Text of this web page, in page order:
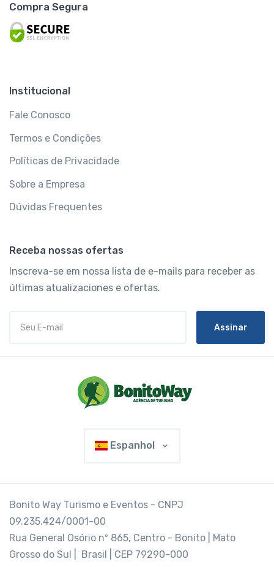
Compra Segura
Institucional
Fale Conosco
Termos e Condições
Políticas de Privacidade
Sobre a Empresa
Dúvidas Frequentes
Receba nossas ofertas
Inscreva-se em nossa lista de e-mails para receber as
últimas atualizaciones e ofertas.
Assinar
Espanhol
Bonito Way Turismo e Eventos - CNPJ
09.235.424/0001-00
Rua General Osório nº 865, Centro - Bonito | Mato
Grosso do Sul | Brasil | CEP 79290-000